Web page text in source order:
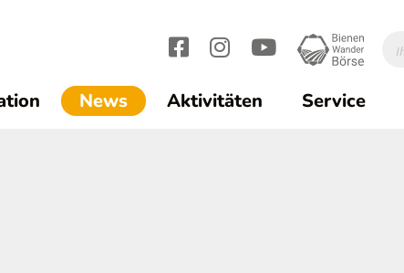
News(current)1
Aktivitäten Service